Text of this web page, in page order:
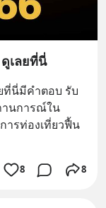
เลยที่นี่
ที่นี่มีคำตอบ รับ
านการณ์ใน
ารท่องเที่ยวฟื้น
8 8